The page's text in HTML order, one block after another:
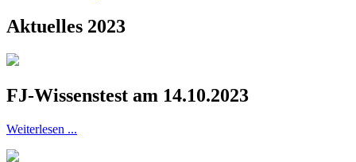
Aktuelles 2023
FJ-Wissenstest am 14.10.2023
Weiterlesen ...